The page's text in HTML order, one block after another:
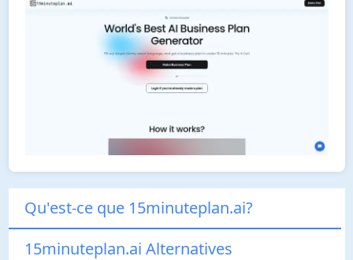
Qu'est-ce que 15minuteplan.ai?
15minuteplan.ai Alternatives